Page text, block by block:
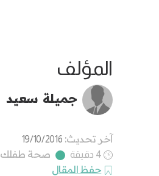
المؤلف
جميلة سعيد
آخر تحديث: 19/10/2016
4 دقيقة
صحة طفلك
حفظ المقال